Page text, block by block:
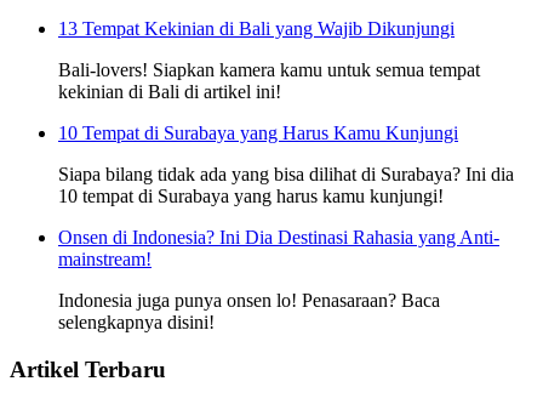
13 Tempat Kekinian di Bali yang Wajib Dikunjungi
Bali-lovers! Siapkan kamera kamu untuk semua tempat
kekinian di Bali di artikel ini!
10 Tempat di Surabaya yang Harus Kamu Kunjungi
Siapa bilang tidak ada yang bisa dilihat di Surabaya? Ini dia
10 tempat di Surabaya yang harus kamu kunjungi!
Onsen di Indonesia? Ini Dia Destinasi Rahasia yang Anti-
mainstream!
Indonesia juga punya onsen lo! Penasaraan? Baca
selengkapnya disini!
Artikel Terbaru